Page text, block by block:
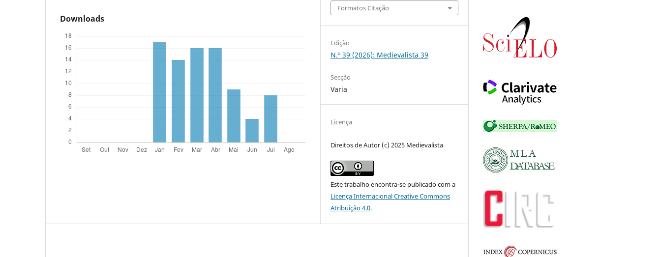
Downloads
Formatos Citação
Edição
N.º 39 (2026): Medievalista 39
Secção
Varia
Licença
Direitos de Autor (c) 2025 Medievalista
Este trabalho encontra-se publicado com a
Licença Internacional Creative Commons
Atribuição 4.0.